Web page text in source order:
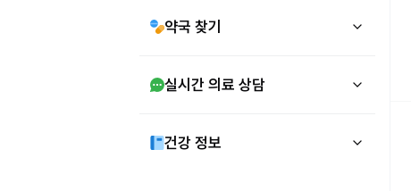
약국 찾기
실시간 의료 상담
건강 정보